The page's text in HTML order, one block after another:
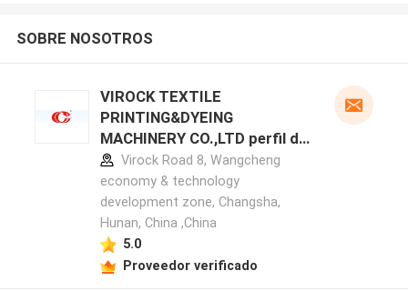
SOBRE NOSOTROS
VIROCK TEXTILE
PRINTING&DYEING
MACHINERY CO.,LTD perfil del
fabricante
Virock Road 8, Wangcheng
economy & technology
development zone, Changsha,
Hunan, China ,China
5.0
Proveedor verificado